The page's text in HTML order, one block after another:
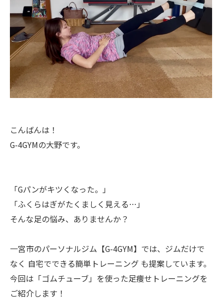
こんばんは！
G-4GYMの大野です。
「Gパンがキツくなった。」
「ふくらはぎがたくましく見える…」
そんな足の悩み、ありませんか？
一宮市のパーソナルジム【G-4GYM】では、ジムだけで
なく 自宅でできる簡単トレーニング も提案しています。
今回は「ゴムチューブ」を使った足痩せトレーニングを
ご紹介します！